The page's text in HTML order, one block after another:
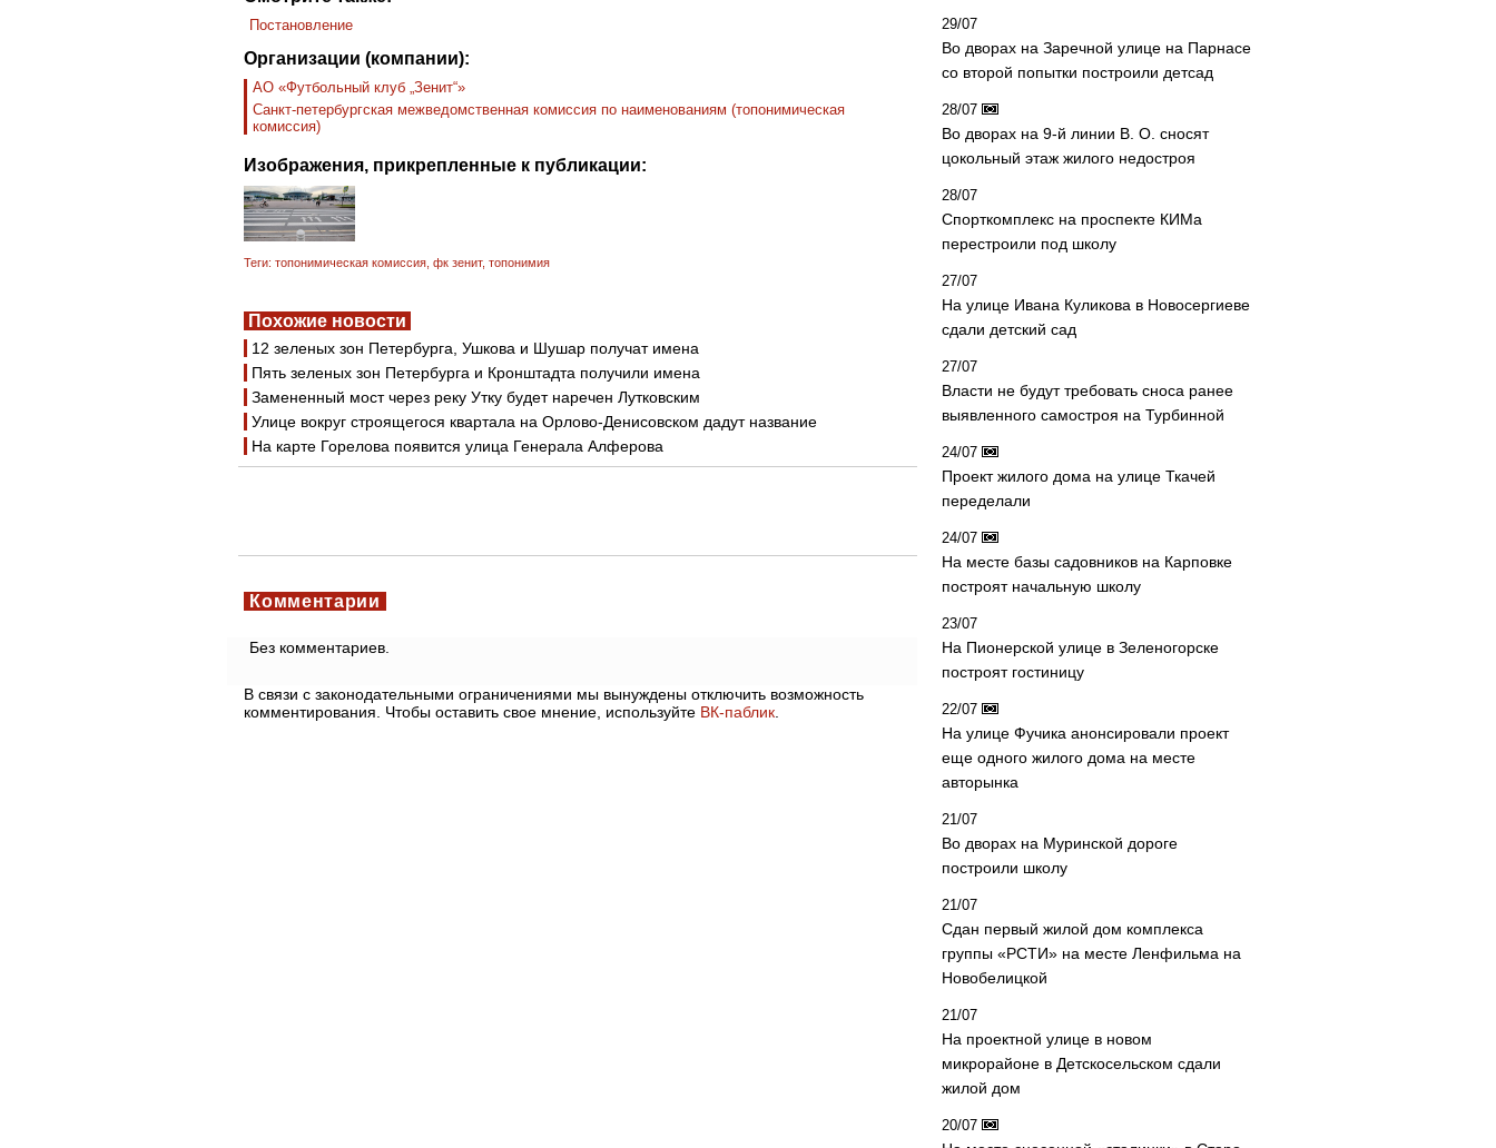
Постановление
Организации (компании):
АО «Футбольный клуб „Зенит“»
Санкт-петербургская межведомственная комиссия по наименованиям (топонимическая
комиссия)
Изображения, прикрепленные к публикации:
Теги: топонимическая комиссия фк зенит, топонимия
Похожие новости
12 зеленых зон Петербурга, Ушкова и Шушар получат имена
Пять зеленых зон Петербурга и Кронштадта получили имена
Замененный мост через реку Утку будет наречен Лутковским
Улице вокруг строящегося квартала на Орлово-Денисовском дадут название
На карте Горелова появится улица Генерала Алферова
Комментарии
Без комментариев.
В связи с законодательными ограничениями мы вынуждены отключить возможность
комментирования. Чтобы оставить свое мнение, используйте ВК-паблик
29/07
Во дворах на Заречной улице на Парнасе
со второй попытки построили детсад
28/07
Во дворах на 9-й линии В. О. сносят
цокольный этаж жилого недостроя
28/07
Спорткомплекс на проспекте КИМа
перестроили под школу
27/07
На улице Ивана Куликова в Новосергиеве
сдали детский сад
27/07
Власти не будут требовать сноса ранее
выявленного самостроя на Турбинной
24/07
Проект жилого дома на улице Ткачей
переделали
24/07
На месте базы садовников на Карповке
построят начальную школу
23/07
На Пионерской улице в Зеленогорске
построят гостиницу
22/07
На улице Фучика анонсировали проект
еще одного жилого дома на месте
авторынка
21/07
Во дворах на Муринской дороге
построили школу
21/07
Сдан первый жилой дом комплекса
группы «РСТИ» на месте Ленфильма на
Новобелицкой
21/07
На проектной улице в новом
микрорайоне в Детскосельском сдали
жилой дом
20/07